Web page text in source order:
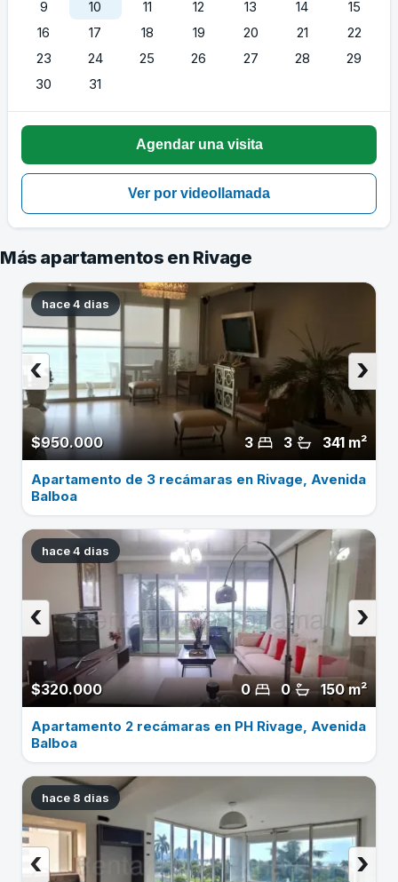
9 10 11 12 13 14
15
16
17 18 19 20 21
22
23
24 25 26 27 28
29
30
31
Más apartamentos en Rivage
hace 4 dias
$950.000 341 m²
3
3
›
‹
Apartamento de 3 recámaras en Rivage, Avenida
Balboa
hace 4 dias
$320.000 150 m²
0
0
›
‹
Apartamento 2 recámaras en PH Rivage, Avenida
Balboa
hace 8 dias
›
‹